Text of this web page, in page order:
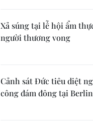
Xả súng tại lễ hội ẩm
người thương vong
Cảnh sát Đức tiêu diệt
công đám đông tại Berlin